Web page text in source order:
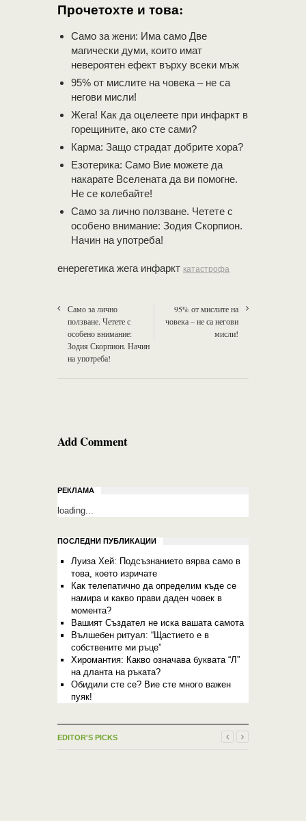
Прочетохте и това:
Само за жени: Има само Две
магически думи, които имат
невероятен ефект върху всеки мъж
95% от мислите на човека – не са
негови мисли!
Жега! Как да оцелеете при инфаркт в
горещините, ако сте сами?
Карма: Защо страдат добрите хора?
Eзотерика: Само Вие можете да
накарате Вселената да ви помогне.
Не се колебайте!
Само за лично ползване. Четете с
особено внимание: Зодия Скорпион.
Начин на употреба!
енерегетика жега инфаркт катастрофа
Само за лично
ползване. Четете с
особено внимание:
Зодия Скорпион. Начин
на употреба!
95% от мислите на
човека – не са негови
мисли!
Add Comment
РЕКЛАМА
loading...
ПОСЛЕДНИ ПУБЛИКАЦИИ
Луиза Хей: Подсъзнанието вярва само в
това, което изричате
Как телепатично да определим къде се
намира и какво прави даден човек в
момента?
Вашият Създател не иска вашата самота
Вълшебен ритуал: “Щастието е в
собствените ми ръце”
Хиромантия: Какво означава буквата “Л”
на дланта на ръката?
Обидили сте се? Вие сте много важен
пуяк!
EDITOR'S PICKS